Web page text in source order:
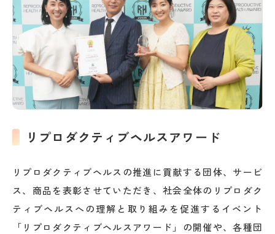
リプロダクティブヘルスアワード
リプロダクティブヘルスの推進に貢献する団体、サービ
ス、商品を表彰させていただき、社会全体のリプロダク
ティブヘルスへの理解と取り組みを促進するイベント
「リプロダクティブヘルスアワード」の開催や、各種団